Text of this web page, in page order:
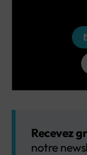
Recevez
notre